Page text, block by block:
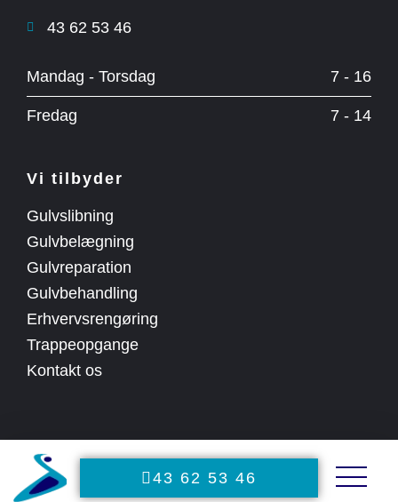
43 62 53 46
43 62 53 46
Mandag - Torsdag 7 - 16
Fredag 7 - 14
Vi tilbyder
Gulvslibning
Gulvbelægning
Gulvreparation
Gulvbehandling
Erhvervsrengøring
Trappeopgange
Kontakt os